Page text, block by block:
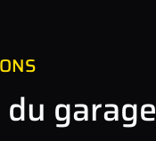
garage